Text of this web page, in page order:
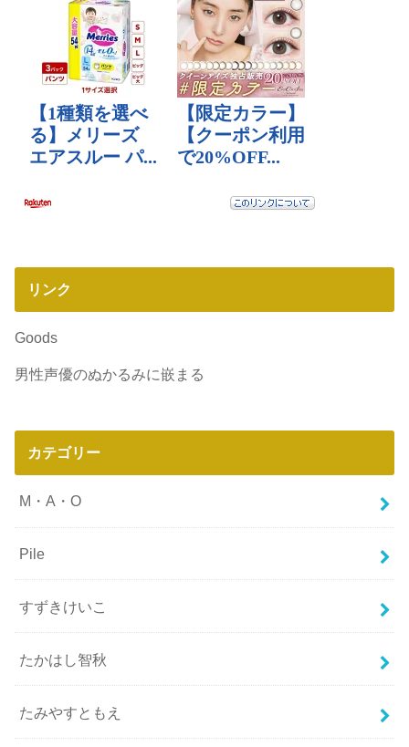
リンク
Goods
男性声優のぬかるみに嵌まる
カテゴリー
M・A・O
Pile
すずきけいこ
たかはし智秋
たみやすともえ